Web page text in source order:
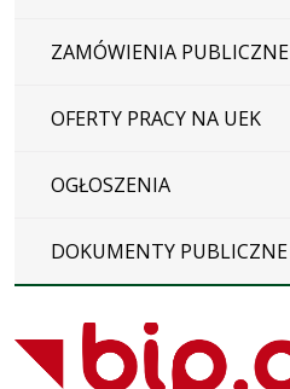
ZAMÓWIENIA PUBLICZNE
OFERTY PRACY NA UEK
OGŁOSZENIA
DOKUMENTY PUBLICZNE